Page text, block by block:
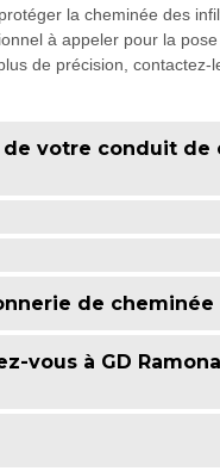
la cheminée des
à appeler pour la
de précision, contactez-
votre conduit de
de cheminée
vous à GD